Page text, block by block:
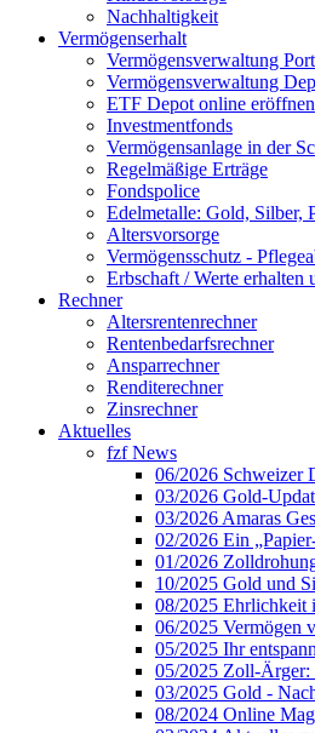
Nachhaltigkeit
Vermögenserhalt
Vermögensverwaltung
Vermögensverwaltung
ETF Depot online eröffnen
Investmentfonds
Vermögensanlage in der
Regelmäßige Erträge
Fondspolice
Edelmetalle: Gold, Silber,
Altersvorsorge
Vermögensschutz -
Erbschaft / Werte erhalten
Rechner
Altersrentenrechner
Rentenbedarfsrechner
Ansparrechner
Renditerechner
Zinsrechner
Aktuelles
fzf News
06/2026 Schweizer
03/2026 Gold-
03/2026 Amaras
02/2026 Ein
01/2026
10/2025 Gold und
08/2025 Ehrlichkeit
06/2025 Vermögen
05/2025 Ihr
05/2025 Zoll-Ärger:
03/2025 Gold -
08/2024 Online